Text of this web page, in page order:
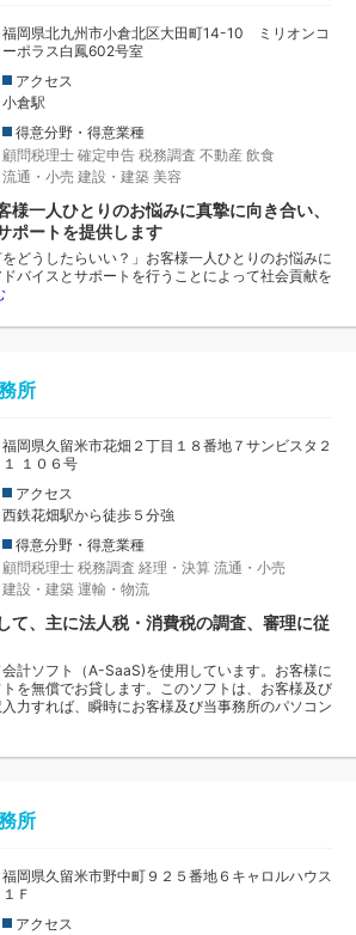
福岡県北九州市小倉北区大田町14-10 ミリオンコ
ーポラス白鳳602号室
アクセス
小倉駅
得意分野・得意業種
顧問税理士 確定申告 税務調査 不動産 飲食
流通・小売 建設・建築 美容
様一人ひとりのお悩みに真摯に向き合い、
ポートを提供します
をどうしたらいい？」お客様一人ひとりのお悩みに
バイスとサポートを行うことによって社会貢献を
所
福岡県久留米市花畑２丁目１８番地７サンビスタ２
１ １０６号
アクセス
西鉄花畑駅から徒歩５分強
得意分野・得意業種
顧問税理士 税務調査 経理・決算 流通・小売
建設・建築 運輸・物流
て、主に法人税・消費税の調査、審理に従
計ソフト（A-SaaS)を使用しています。お客様に
を無償でお貸します。このソフトは、お客様及び
力すれば、瞬時にお客様及び当事務所のパソコン
所
福岡県久留米市野中町９２５番地６キャロルハウス
１Ｆ
アクセス